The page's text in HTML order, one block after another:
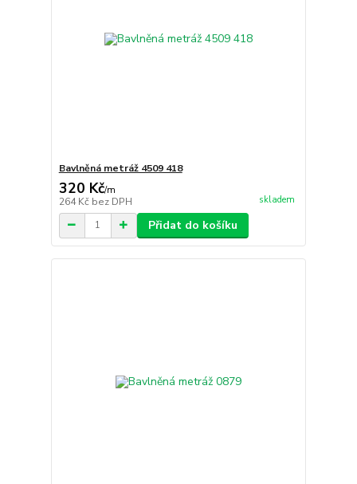
Bavlněná metráž 4509 418
320 Kč/m
264 Kč bez DPH skladem
Přidat do košíku